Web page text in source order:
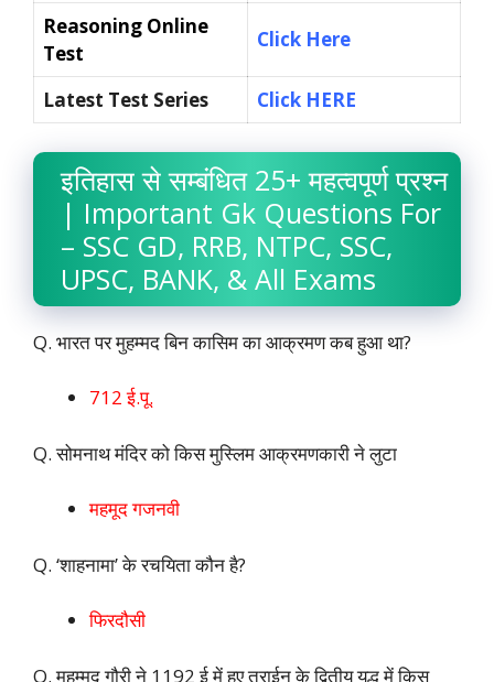
Reasoning Online
Test
Click Here
Latest Test Series Click HERE
इतिहास से सम्बंधित 25+ महत्वपूर्ण प्रश्न
| Important Gk Questions For
– SSC GD, RRB, NTPC, SSC,
UPSC, BANK, & All Exams
Q. भारत पर मुहम्मद बिन कासिम का आक्रमण कब हुआ था?
712 ई.पू.
Q. सोमनाथ मंदिर को किस मुस्लिम आक्रमणकारी ने लुटा
महमूद गजनवी
Q. ‘शाहनामा’ के रचयिता कौन है?
फिरदौसी
Q. मुहम्मद गौरी ने 1192 ई में हुए तराईन के द्वितीय युद्ध में किस